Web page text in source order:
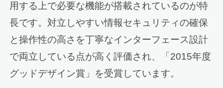
用する上で必要な機能が搭載されているのが特
長です。対立しやすい情報セキュリティの確保
と操作性の高さを丁寧なインターフェース設計
で両立している点が高く評価され、「2015年度
グッドデザイン賞」を受賞しています。